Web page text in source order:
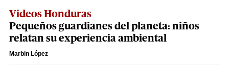
Videos Honduras
Pequeños guardianes del planeta: niños
relatan su experiencia ambiental
Marbin López